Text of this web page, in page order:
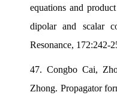
equations and
dipolar and scalar
Resonance, 172:242-
47. Congbo Cai,
Zhong. Propagator